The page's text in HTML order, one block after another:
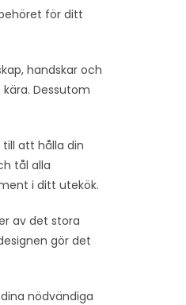
för ditt
handskar och
Dessutom
att hålla din
tål alla
i ditt utekök.
av det stora
gör det
nödvändiga